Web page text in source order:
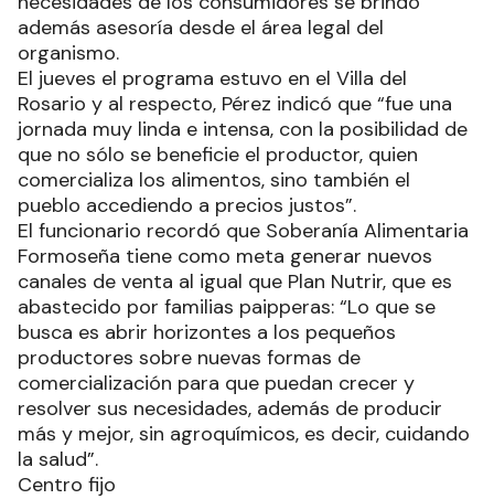
además asesoría desde el área legal del
organismo.
El jueves el programa estuvo en el Villa del
Rosario y al respecto, Pérez indicó que “fue una
jornada muy linda e intensa, con la posibilidad de
que no sólo se beneficie el productor, quien
comercializa los alimentos, sino también el
pueblo accediendo a precios justos”.
El funcionario recordó que Soberanía Alimentaria
Formoseña tiene como meta generar nuevos
canales de venta al igual que Plan Nutrir, que es
abastecido por familias paipperas: “Lo que se
busca es abrir horizontes a los pequeños
productores sobre nuevas formas de
comercialización para que puedan crecer y
resolver sus necesidades, además de producir
más y mejor, sin agroquímicos, es decir, cuidando
la salud”.
Centro fijo